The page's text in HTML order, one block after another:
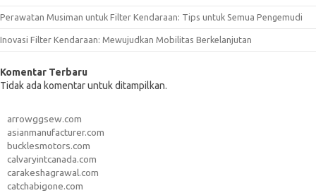
Perawatan Musiman untuk Filter Kendaraan: Tips untuk Semua Pengemudi
Inovasi Filter Kendaraan: Mewujudkan Mobilitas Berkelanjutan
Komentar Terbaru
Tidak ada komentar untuk ditampilkan.
arrowggsew.com
asianmanufacturer.com
bucklesmotors.com
calvaryintcanada.com
carakeshagrawal.com
catchabigone.com